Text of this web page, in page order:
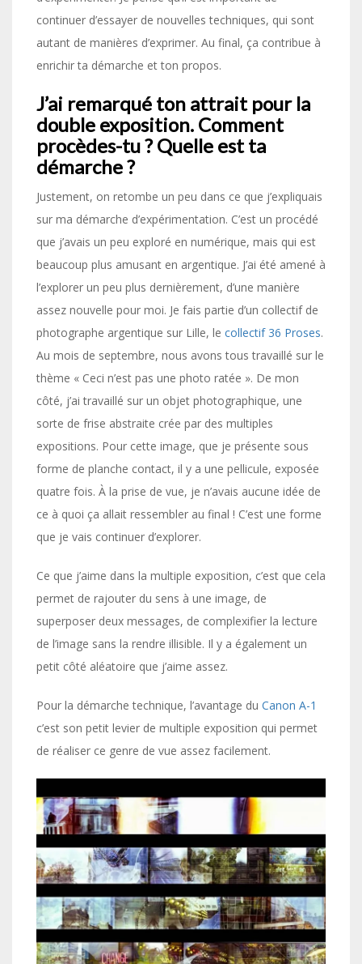
continuer d’essayer de nouvelles techniques, qui sont
autant de manières d’exprimer. Au final, ça contribue à
enrichir ta démarche et ton propos.
J’ai remarqué ton attrait pour la
double exposition. Comment
procèdes-tu ? Quelle est ta
démarche ?
Justement, on retombe un peu dans ce que j’expliquais
sur ma démarche d’expérimentation. C’est un procédé
que j’avais un peu exploré en numérique, mais qui est
beaucoup plus amusant en argentique. J’ai été amené à
l’explorer un peu plus dernièrement, d’une manière
assez nouvelle pour moi. Je fais partie d’un collectif de
photographe argentique sur Lille, le collectif 36 Proses.
Au mois de septembre, nous avons tous travaillé sur le
thème « Ceci n’est pas une photo ratée ». De mon
côté, j’ai travaillé sur un objet photographique, une
sorte de frise abstraite crée par des multiples
expositions. Pour cette image, que je présente sous
forme de planche contact, il y a une pellicule, exposée
quatre fois. À la prise de vue, je n’avais aucune idée de
ce à quoi ça allait ressembler au final ! C’est une forme
que je vais continuer d’explorer.
Ce que j’aime dans la multiple exposition, c’est que cela
permet de rajouter du sens à une image, de
superposer deux messages, de complexifier la lecture
de l’image sans la rendre illisible. Il y a également un
petit côté aléatoire que j’aime assez.
Pour la démarche technique, l’avantage du Canon A-1
c’est son petit levier de multiple exposition qui permet
de réaliser ce genre de vue assez facilement.